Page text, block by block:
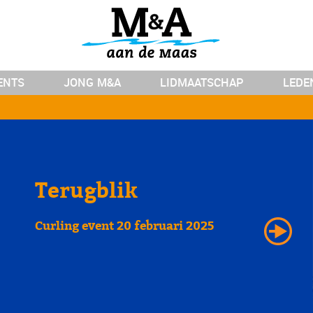
JONG M&A LIDMAATSCHAP
JONG M&A LIDMAATSCHAP
Terugblik
Curling event 20 februari 2025